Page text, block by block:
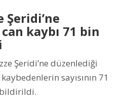
Şeridi’ne
kaybı 71 bin
Şeridi’ne düzenlediği
sayısının 71
bildirildi.